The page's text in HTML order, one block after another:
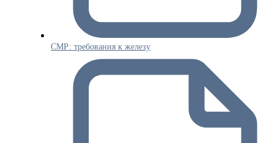
СМР: требования к железу